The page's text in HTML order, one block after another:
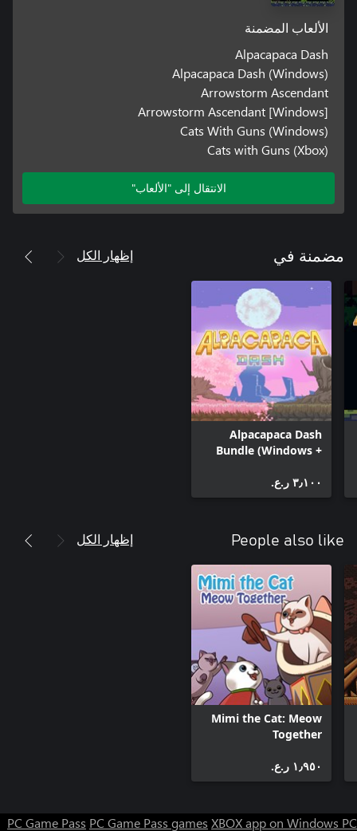
الألعاب المضمنة
Alpacapaca Dash
Alpacapaca Dash (Windows)
Arrowstorm Ascendant
Arrowstorm Ascendant [Windows]
Cats With Guns (Windows)
Cats with Guns (Xbox)
الانتقال إلى "الألعاب"
مضمنة في إظهار الكل
Alpacapaca Dash
Bundle (Windows +
٣٫١٠٠ ر.ع.‏
People also like إظهار الكل
Mimi the Cat: Meow
Together
١٫٩٥٠ ر.ع.‏
PC Game Pass PC Game Pass games XBOX app on Windows PC